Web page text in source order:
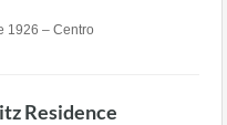
1926 – Centro
Residence